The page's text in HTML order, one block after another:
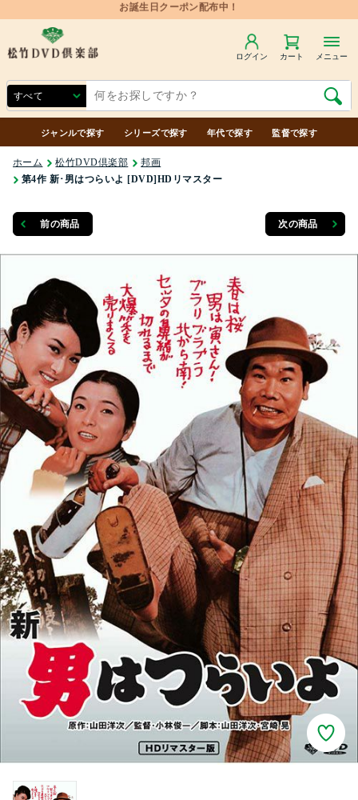
ログイン カート メニュー
ジャンルで探す シリーズで探す 年代で探す 監督で探す
ホーム 松竹DVD倶楽部
邦画
第4作 新･男はつらいよ [DVD]HDリマスター
前の商品 次の商品